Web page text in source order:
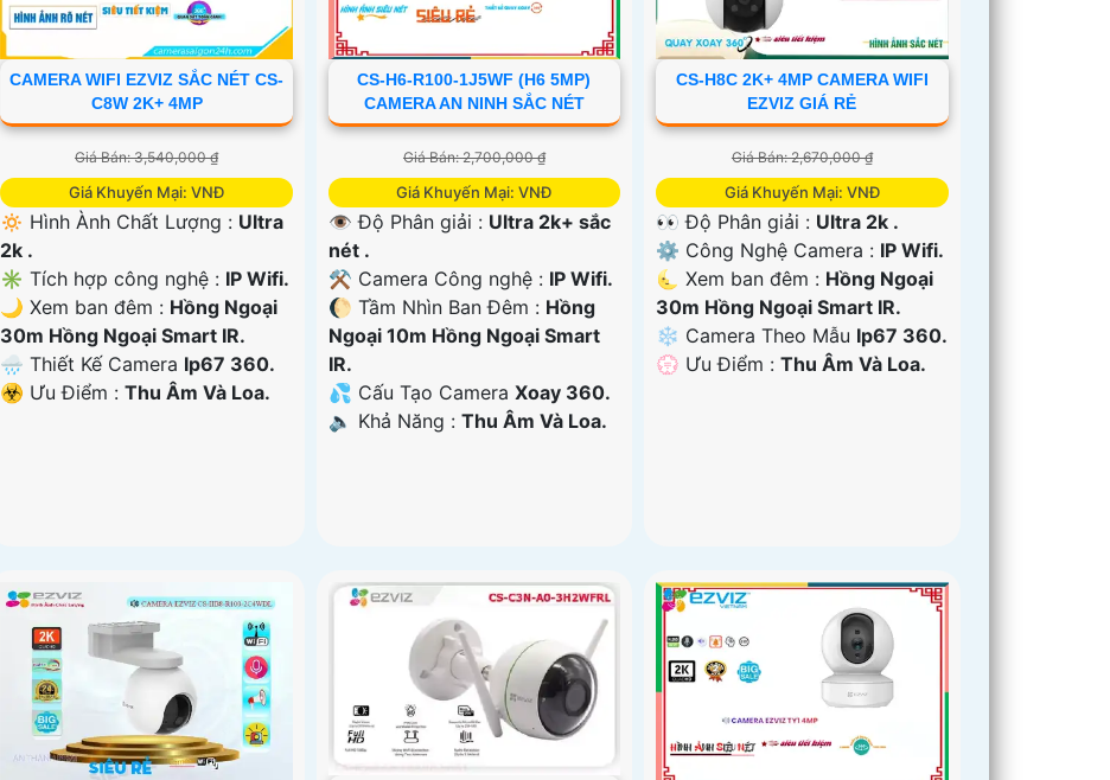
CAMERA WIFI EZVIZ SẮC NÉT CS-
C8W 2K+ 4MP
Giá Bán: 3,540,000 ₫
Giá Khuyến Mại: VNĐ
🔅 Hình Ành Chất Lượng : Ultra
2k .
✳️ Tích hợp công nghệ : IP Wifi.
🌙 Xem ban đêm : Hồng Ngoại
30m Hồng Ngoại Smart IR.
🌧️ Thiết Kế Camera Ip67 360.
️☣️ Ưu Điểm :Thu Âm Và Loa.
CS-H6-R100-1J5WF (H6 5MP)
CAMERA AN NINH SẮC NÉT
Giá Bán: 2,700,000 ₫
Giá Khuyến Mại: VNĐ
👁 Độ Phân giải : Ultra 2k+ sắc
nét .
⚒ Camera Công nghệ : IP Wifi.
🌔 Tầm Nhìn Ban Đêm : Hồng
Ngoại 10m Hồng Ngoại Smart
IR.
💦 Cấu Tạo Camera Xoay 360.
️🔈 Khả Năng : Thu Âm Và Loa.
CS-H8C 2K+ 4MP CAMERA WIFI
EZVIZ GIÁ RẺ
Giá Bán: 2,670,000 ₫
Giá Khuyến Mại: VNĐ
👀 Độ Phân giải : Ultra 2k .
⚙ Công Nghệ Camera : IP Wifi.
🌜 Xem ban đêm : Hồng Ngoại
30m Hồng Ngoại Smart IR.
❄ Camera Theo Mẫu Ip67 360.
️💮 Ưu Điểm :Thu Âm Và Loa.